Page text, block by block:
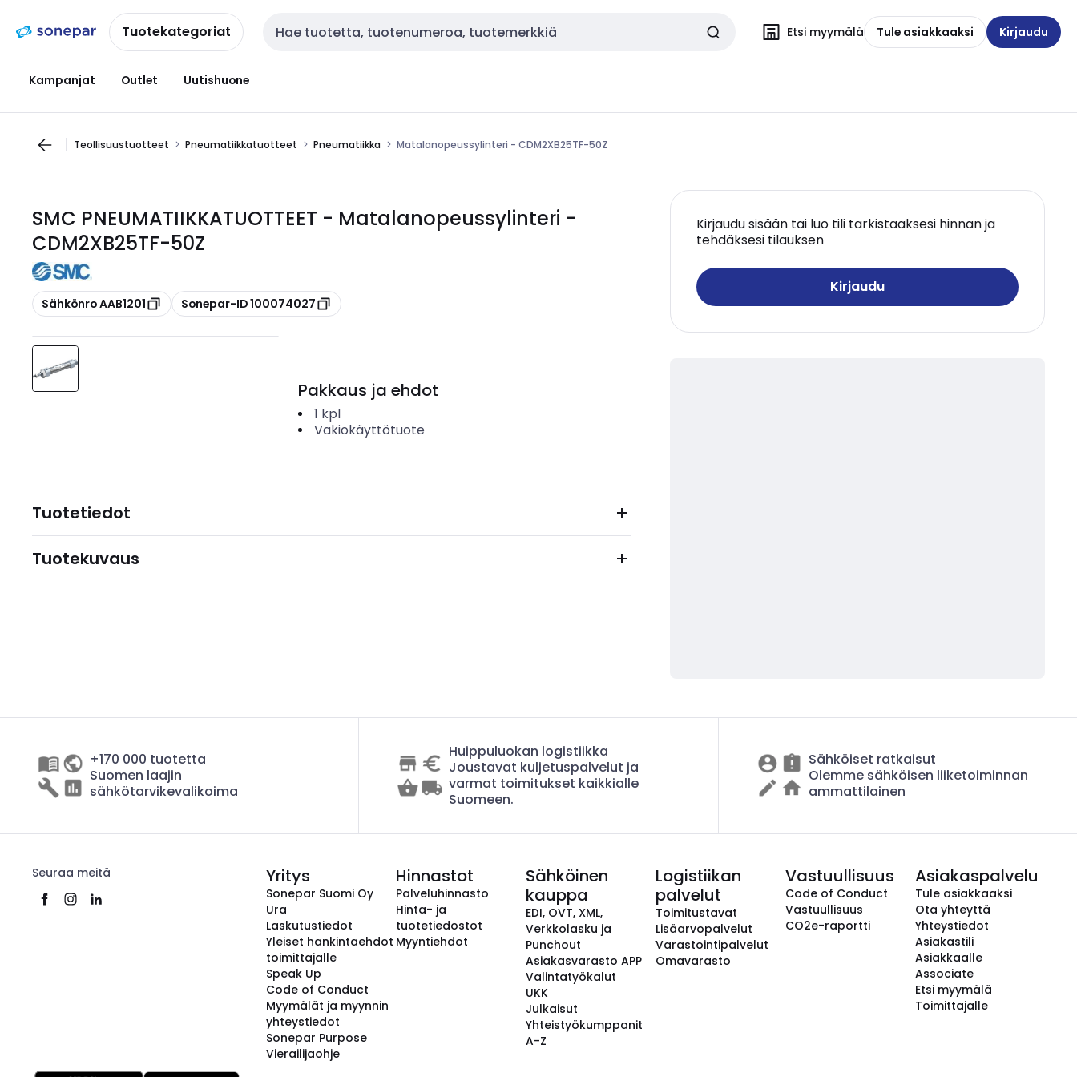
navigointiinsisältöönTuotekategoriat Haku Etsi myymälä Tule asiakkaaksi Kirjaudu
Kampanjat Outlet Uutishuone
Teollisuustuotteet Pneumatiikkatuotteet Pneumatiikka Matalanopeussylinteri - CDM2XB25TF-50Z
SMC PNEUMATIIKKATUOTTEET - Matalanopeussylinteri -
CDM2XB25TF-50Z
Kopioi
Sähkönro AAB1201 Kopioi
Sonepar-ID 100074027
Kirjaudu sisään tai luo tili tarkistaaksesi hinnan ja
tehdäksesi tilauksen
Kirjaudu
Pakkaus ja ehdot
1 kpl
Vakiokäyttötuote
Tuotetiedot
Tuotekuvaus
+170 000 tuotetta
Suomen laajin
sähkötarvikevalikoima
Huippuluokan logistiikka
Joustavat kuljetuspalvelut ja
varmat toimitukset kaikkialle
Suomeen.
Sähköiset ratkaisut
Olemme sähköisen liiketoiminnan
ammattilainen
Seuraa meitä Yritys
Sonepar Suomi Oy
Ura
Laskutustiedot
Yleiset hankintaehdot
toimittajalle
Speak Up
Code of Conduct
Myymälät ja myynnin
yhteystiedot
Sonepar Purpose
Vierailijaohje
Hinnastot
Palveluhinnasto
Hinta- ja
tuotetiedostot
Myyntiehdot
Sähköinen
kauppa
EDI, OVT, XML,
Verkkolasku ja
Punchout
Asiakasvarasto APP
Valintatyökalut
UKK
Julkaisut
Yhteistyökumppanit
A-Z
Logistiikan
palvelut
Toimitustavat
Lisäarvopalvelut
Varastointipalvelut
Omavarasto
Vastuullisuus
Code of Conduct
Vastuullisuus
CO2e-raportti
Asiakaspalvelu
Tule asiakkaaksi
Ota yhteyttä
Yhteystiedot
Asiakastili
Asiakkaalle
Associate
Etsi myymälä
Toimittajalle